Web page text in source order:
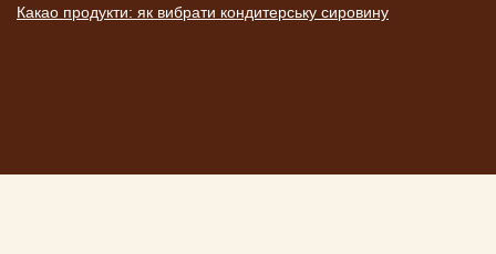
Какао продукти: як вибрати кондитерську сировину